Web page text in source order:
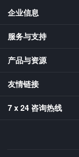
企业信息
服务与支持
产品与资源
友情链接
7 x 24 咨询热线